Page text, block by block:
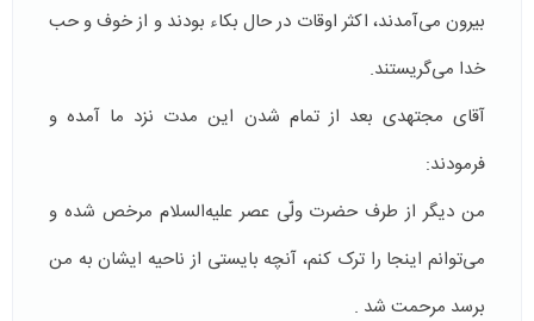
بیرون می‌آمدند، اکثر اوقات در حال بکاء بودند و از خوف و حب
خدا می‌گریستند.
آقای مجتهدی بعد از تمام شدن این مدت نزد ما آمده و
فرمودند:
من دیگر از طرف حضرت ولّی عصر علیه‌السلام مرخص شده و
می‌توانم اینجا را ترک کنم، آنچه بایستی از ناحیه ایشان به من
برسد مرحمت شد .